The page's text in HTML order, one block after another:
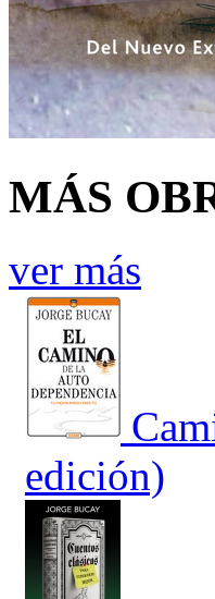
MÁS
ver más
edición)